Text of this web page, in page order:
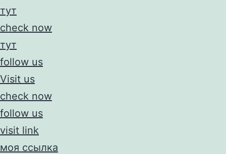
тут
check now
тут
follow us
Visit us
check now
follow us
visit link
моя ссылка